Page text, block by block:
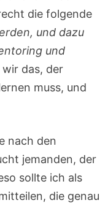
die folgende
und dazu
und
das, der
muss, und
nach den
jemanden, der
sollte ich als
die genau